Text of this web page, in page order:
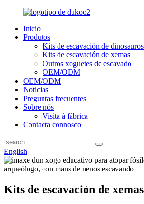
Inicio
Produtos
Kits de escavación de dinosauros
Kits de escavación de xemas
Outros xoguetes de escavado
OEM/ODM
OEM/ODM
Noticias
Preguntas frecuentes
Sobre nós
Visita á fábrica
Contacta connosco
English
Kits de escavación de xemas